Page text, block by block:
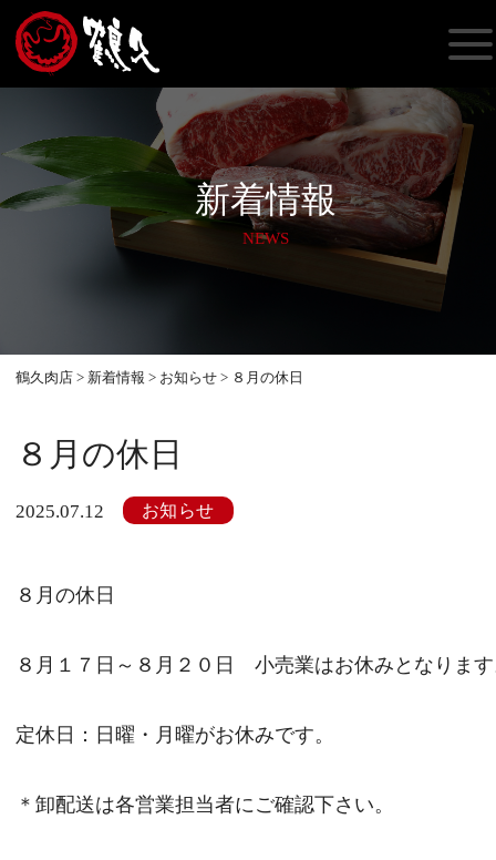
新着情報
NEWS
鶴久肉店 > 新着情報 > お知らせ > ８月の休日
８月の休日
2025.07.12 お知らせ
８月の休日
８月１７日～８月２０日 小売業はお休みとなりま
定休日：日曜・月曜がお休みです。
＊卸配送は各営業担当者にご確認下さい。